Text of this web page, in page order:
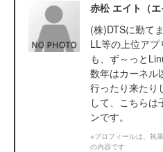
赤松 エイト（エ
(株)DTSに勤て
LL等の上位ア
も、ず～っと
数年はカーネル
行ったり来たり
して、こちらは
ンです。
※プロフィールは、執
の内容です